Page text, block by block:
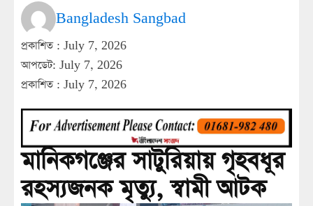
Bangladesh Sangbad
প্রকাশিত : July 7, 2026
আপডেট: July 7, 2026
প্রকাশিত : July 7, 2026
মানিকগঞ্জের সাটুরিয়ায় গৃহবধূর
রহস্যজনক মৃত্যু, স্বামী আটক